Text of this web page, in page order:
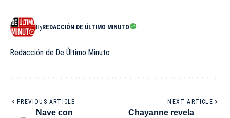
ByREDACCIÓN DE ÚLTIMO MINUTO
Redacción de De Último Minuto
PREVIOUS ARTICLE
Nave con
NEXT ARTICLE
Chayanne revela